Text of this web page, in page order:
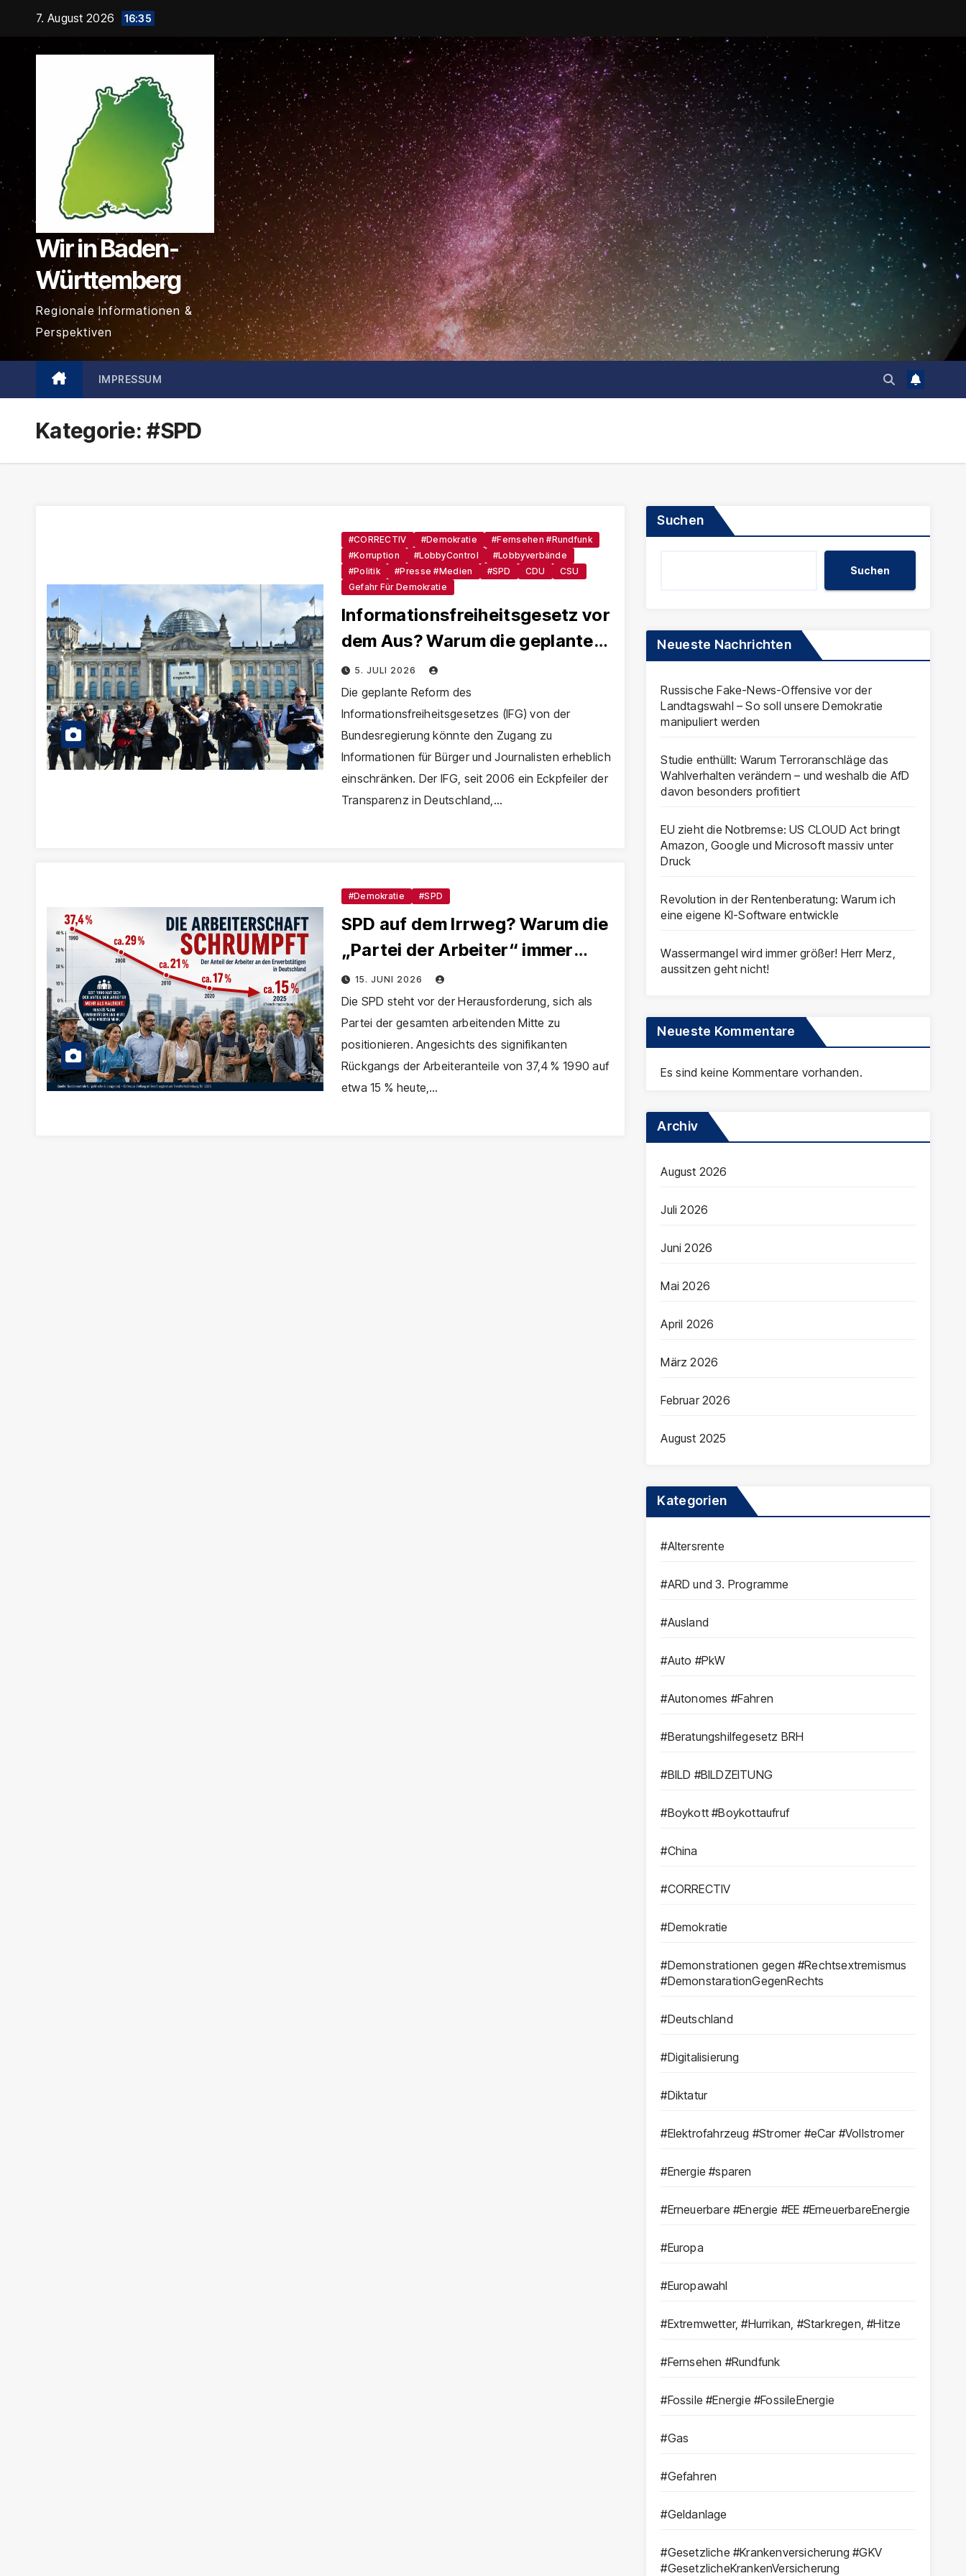
springen
7. August 2026 16:35
Wir in Baden-
Württemberg
Regionale Informationen &
Perspektiven
IMPRESSUM
Kategorie:#SPD
#CORRECTIV #Demokratie
#Fernsehen #Rundfunk
#Korruption
#LobbyControl
#Lobbyverbände
#Politik
#Presse #Medien #SPD CDU
CSU
Gefahr Für Demokratie
Informationsfreiheitsgesetz vor
dem Aus? Warum die geplante
Reform unsere Demokratie
verändern wird
5. JULI 2026
Die geplante Reform des
Informationsfreiheitsgesetzes (IFG) von der
Bundesregierung könnte den Zugang zu
Informationen für Bürger und Journalisten erheblich
einschränken. Der IFG, seit 2006 ein Eckpfeiler der
Transparenz in Deutschland,…
#Demokratie #SPD
SPD auf dem Irrweg? Warum die
„Partei der Arbeiter“ immer
weniger Menschen erreicht
15. JUNI 2026
Die SPD steht vor der Herausforderung, sich als
Partei der gesamten arbeitenden Mitte zu
positionieren. Angesichts des signifikanten
Rückgangs der Arbeiteranteile von 37,4 % 1990 auf
etwa 15 % heute,…
Suchen
Suchen
Neueste Nachrichten
Russische Fake-News-Offensive vor der
Landtagswahl – So soll unsere Demokratie
manipuliert werden
Studie enthüllt: Warum Terroranschläge das
Wahlverhalten verändern – und weshalb die AfD
davon besonders profitiert
EU zieht die Notbremse: US CLOUD Act bringt
Amazon, Google und Microsoft massiv unter
Druck
Revolution in der Rentenberatung: Warum ich
eine eigene KI-Software entwickle
Wassermangel wird immer größer! Herr Merz,
aussitzen geht nicht!
Neueste Kommentare
Es sind keine Kommentare vorhanden.
Archiv
August 2026
Juli 2026
Juni 2026
Mai 2026
April 2026
März 2026
Februar 2026
August 2025
Kategorien
#Altersrente
#ARD und 3. Programme
#Ausland
#Auto #PkW
#Autonomes #Fahren
#Beratungshilfegesetz BRH
#BILD #BILDZEITUNG
#Boykott #Boykottaufruf
#China
#CORRECTIV
#Demokratie
#Demonstrationen gegen #Rechtsextremismus
#DemonstarationGegenRechts
#Deutschland
#Digitalisierung
#Diktatur
#Elektrofahrzeug #Stromer #eCar #Vollstromer
#Energie #sparen
#Erneuerbare #Energie #EE #ErneuerbareEnergie
#Europa
#Europawahl
#Extremwetter, #Hurrikan, #Starkregen, #Hitze
#Fernsehen #Rundfunk
#Fossile #Energie #FossileEnergie
#Gas
#Gefahren
#Geldanlage
#Gesetzliche #Krankenversicherung #GKV
#GesetzlicheKrankenVersicherung